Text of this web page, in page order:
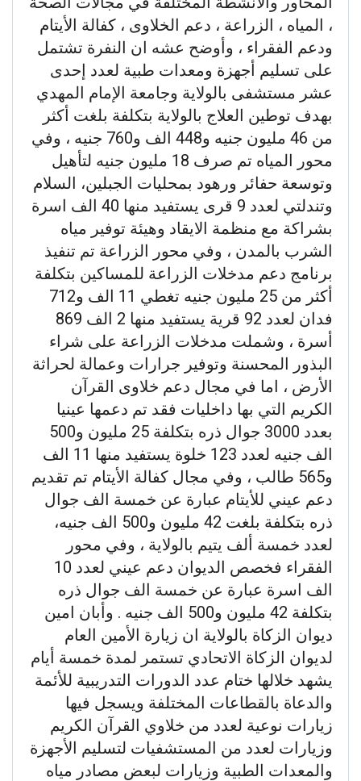
، المياه ، الزراعة ، دعم الخلاوى ، كفالة الأيتام
ودعم الفقراء ، وأوضح عشه ان النفرة تشتمل
على تسليم أجهزة ومعدات طبية لعدد إحدى
عشر مستشفى بالولاية وجامعة الإمام المهدي
بهدف توطين العلاج بالولاية بتكلفة بلغت أكثر
من 46 مليون جنيه و448 الف و760 جنيه ، وفي
محور المياه تم صرف 18 مليون جنيه لتأهيل
وتوسعة حفائر ورهود بمحليات الجبلين، السلام
وتندلتي لعدد 9 قرى يستفيد منها 40 الف اسرة
بشراكة مع منظمة الايقاد وهيئة توفير مياه
الشرب بالمدن ، وفي محور الزراعة تم تنفيذ
برنامج دعم مدخلات الزراعة للمساكين بتكلفة
أكثر من 25 مليون جنيه تغطي 11 الف و712
فدان لعدد 92 قرية يستفيد منها 2 الف 869
أسرة ، وشملت مدخلات الزراعة على شراء
البذور المحسنة وتوفير جرارات وعمالة لحراثة
الأرض ، اما في مجال دعم خلاوى القرآن
الكريم التي بها داخليات فقد تم دعمها عينيا
بعدد 3000 جوال ذره بتكلفة 25 مليون و500
الف جنيه لعدد 123 خلوة يستفيد منها 11 الف
و565 طالب ، وفي مجال كفالة الأيتام تم تقديم
دعم عيني للأيتام عبارة عن خمسة الف جوال
ذره بتكلفة بلغت 42 مليون و500 الف جنيه،
لعدد خمسة ألف يتيم بالولاية ، وفي محور
الفقراء فخصص الديوان دعم عيني لعدد 10
الف اسرة عبارة عن خمسة الف جوال ذره
بتكلفة 42 مليون و500 الف جنيه . وأبان امين
ديوان الزكاة بالولاية ان زيارة الأمين العام
لديوان الزكاة الاتحادي تستمر لمدة خمسة أيام
يشهد خلالها ختام عدد الدورات التدريبية للأئمة
والدعاة بالقطاعات المختلفة ويسجل فيها
زيارات نوعية لعدد من خلاوي القرآن الكريم
وزيارات لعدد من المستشفيات لتسليم الأجهزة
والمعدات الطبية وزيارات لبعض مصادر مياه